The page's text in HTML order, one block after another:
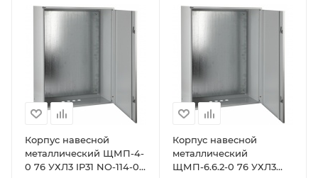
Корпус навесной
металлический ЩМП-4-
0 76 УХЛ3 IP31 NO-114-05
Корпус навесной
металлический
ЩМП-6.6.2-0 76 УХЛ3